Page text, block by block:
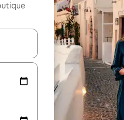
pregledati koristeći se strelicama